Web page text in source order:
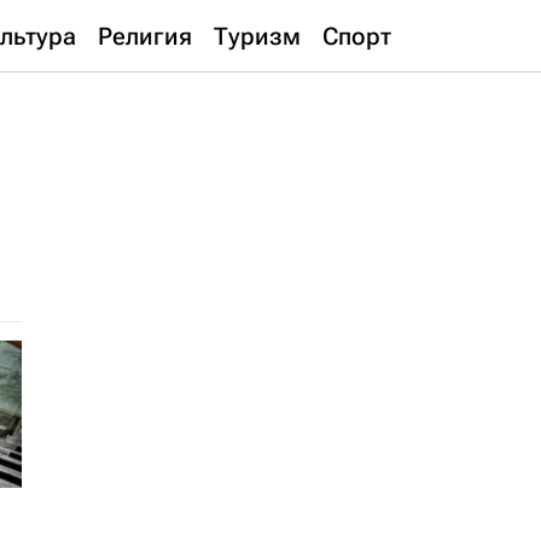
Религия Туризм Спорт